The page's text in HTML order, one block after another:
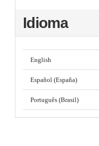
Idioma
English
Español (España)
Português (Brasil)